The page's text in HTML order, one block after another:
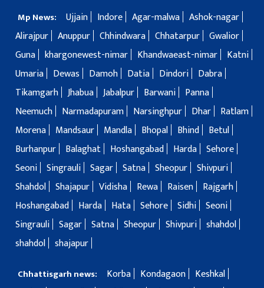
Mp News: Ujjain Indore Agar-malwa Ashok-nagar
Alirajpur Anuppur Chhindwara Chhatarpur Gwalior
Guna khargonewest-nimar Khandwaeast-nimar
Katni
Umaria
Dewas Damoh Datia Dindori
Dabra
Tikamgarh Jhabua Jabalpur Barwani
Panna
Neemuch
Narmadapuram Narsinghpur Dhar
Ratlam
Morena
Mandsaur Mandla Bhopal Bhind
Betul
Burhanpur
Balaghat Hoshangabad Harda Sehore
Seoni Singrauli Sagar Satna Sheopur Shivpuri
Shahdol Shajapur Vidisha Rewa Raisen
Rajgarh
Hoshangabad
Harda Hata Sehore Sidhi Seoni
Singrauli Sagar Satna Sheopur Shivpuri shahdol
shahdol shajapur
Chhattisgarh news: Korba Kondagaon
Keshkal